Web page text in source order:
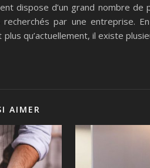
dispose d’un grand nombre de
par une entreprise.
qu’actuellement, il existe
AIMER